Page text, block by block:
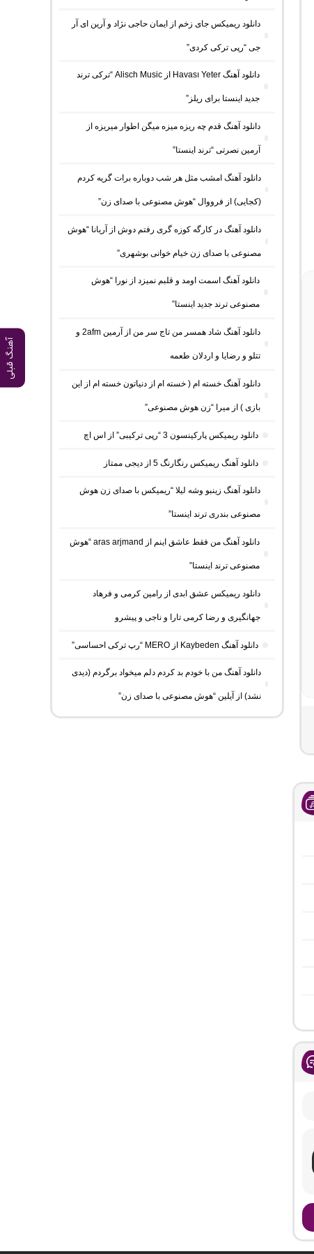
آهنگ قبلی
دانلود ریمیکس جای زخم از ایمان حاجی نژاد و آرین ای آر
جی “رپی ترکی کردی”
دانلود آهنگ Havası Yeter از Alisch Music “ترکی ترند
جدید اینستا برای ریلز”
دانلود آهنگ ﻗﺪم ﭼﻪ رﻳﺰه ﻣﻴﺰه ﻣﻴﮕﻦ اﻃﻮار ﻣﻴﺮﻳﺰه از
آرمین نصرتی “ترند اینستا”
دانلود آهنگ امشب مثل هر شب دوباره برات گریه کردم
(کجایی) از فرووال “هوش مصنوعی با صدای زن”
دانلود آهنگ در کارگه کوزه گری رفتم دوش از آریانا “هوش
مصنوعی با صدای زن خیام خوانی بوشهری”
دانلود آهنگ اسمت اومد و قلبم نمیزد از نورا “هوش
مصنوعی ترند جدید اینستا”
دانلود آهنگ شاد همسر من تاج سر من از آرمین 2afm و
تتلو و رضایا و اردلان طعمه
دانلود آهنگ خسته ام ( خسته ام از دنیاتون خسته ام از این
بازی ) از میرا “زن هوش مصنوعی”
دانلود ریمیکس پارکینسون 3 “رپی ترکیبی” از اس اچ
دانلود آهنگ ریمیکس رنگارنگ 5 از دیجی ممتاز
دانلود آهنگ زینبو وشه لیلا “ریمیکس با صدای زن هوش
مصنوعی بندری ترند اینستا”
دانلود آهنگ من فقط عاشق اینم از aras arjmand “هوش
مصنوعی ترند اینستا”
دانلود ریمیکس عشق ابدی از رامین کرمی و فرهاد
جهانگیری و رضا کرمی تارا و ناجی و پیشرو
دانلود آهنگ Kaybeden از MERO “رپ ترکی احساسی”
دانلود آهنگ من با خودم بد کردم دلم میخواد برگردم (دیدی
نشد) از آیلین “هوش مصنوعی با صدای زن”